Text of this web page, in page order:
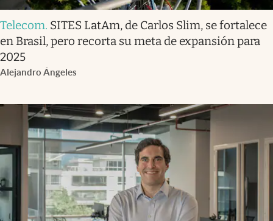
Telecom. SITES LatAm, de Carlos Slim, se fortalece
en Brasil, pero recorta su meta de expansión para
2025
Alejandro Ángeles